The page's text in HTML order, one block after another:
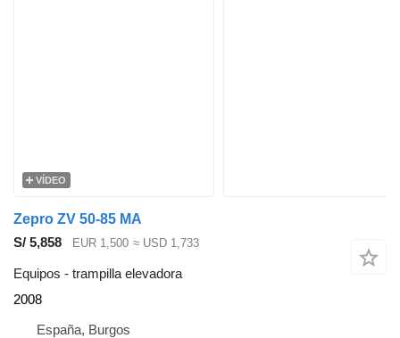
VÍDEO
Zepro ZV 50-85 MA
S/ 5,858
EUR 1,500 ≈ USD 1,733
Equipos - trampilla elevadora
2008
España, Burgos